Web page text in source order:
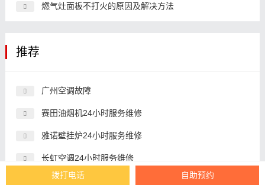
燃气灶面板不打火的原因及解决方法
推荐
广州空调故障
赛田油烟机24小时服务维修
雅诺壁挂炉24小时服务维修
长虹空调24小时服务维修
诺孚集成灶24小时服务维修
拨打电话 自助预约